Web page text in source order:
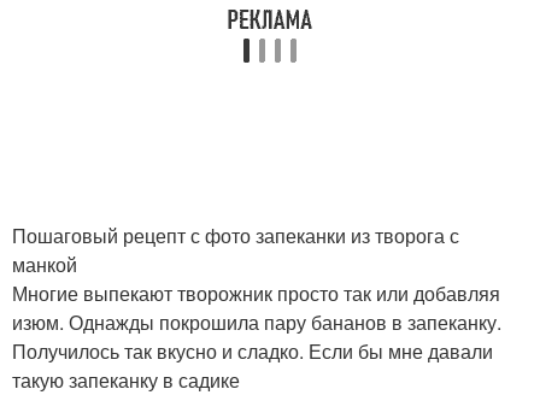
Запеканка для детей Запеканка для ребенка
Запеканка из творога Запеканка с фаршем
Пошаговый рецепт с фото запеканки из творога с
манкой
Многие выпекают творожник просто так или добавляя
изюм. Однажды покрошила пару бананов в запеканку.
Получилось так вкусно и сладко. Если бы мне давали
такую запеканку в садике